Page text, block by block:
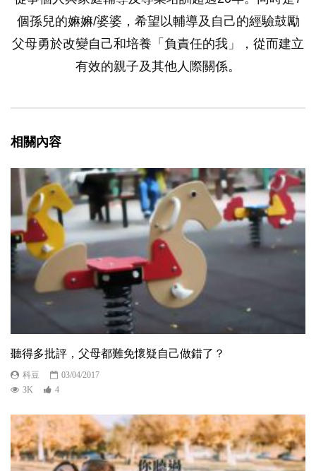
個孫兒的嫲嫲/婆婆，希望以輔導及自己的經驗鼓勵
父母勇於改變自己和培養「負責任的我」，從而建立
有效的親子及其他人際關係。
相關內容
聽得多批評，父母都難免懷疑自己做錯了？
科豆
03/04/2017
3K
4